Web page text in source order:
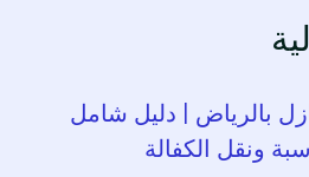
بالرياض | دليل شامل
ونقل الكفالة